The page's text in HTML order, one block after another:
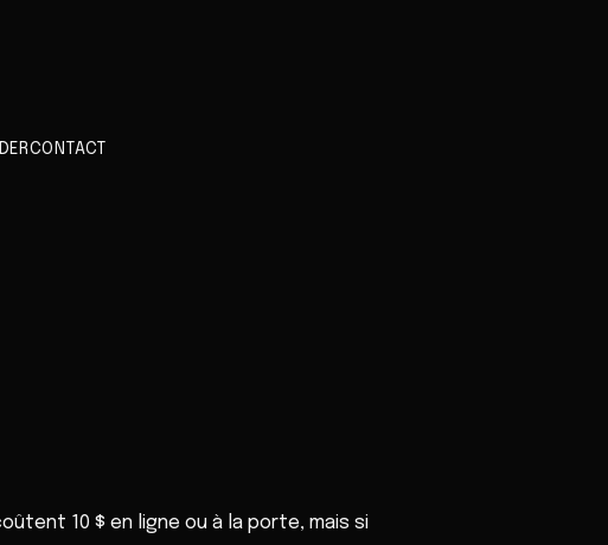
CONTACT
10 $ en ligne ou à la porte, mais si